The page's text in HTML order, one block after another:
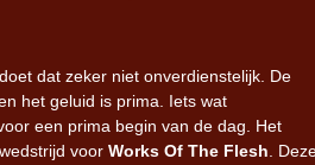
dat zeker niet onverdienstelijk. De
het geluid is prima. Iets wat
een prima begin van de dag. Het
voor Works Of The Flesh .